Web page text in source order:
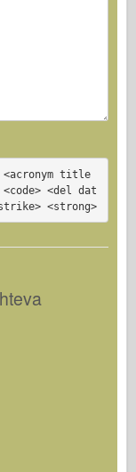
title
<del dat
<strong>